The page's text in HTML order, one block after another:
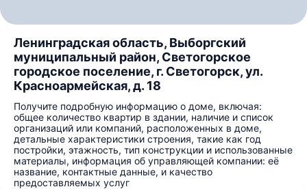
Ленинградская область, Выборгский
муниципальный район, Светогорское
городское поселение, г. Светогорск, ул.
Красноармейская, д. 18
Получите подробную информацию о доме, включая:
общее количество квартир в здании, наличие и список
организаций или компаний, расположенных в доме,
детальные характеристики строения, такие как год
постройки, этажность, тип конструкции и использованные
материалы, информация об управляющей компании: её
название, контактные данные, и качество
предоставляемых услуг